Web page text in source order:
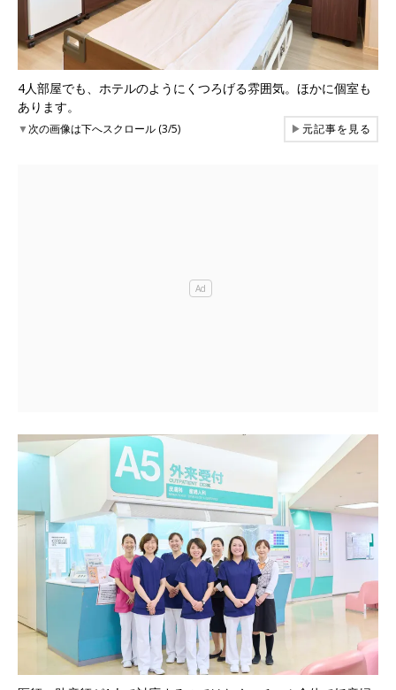
4人部屋でも、ホテルのようにくつろげる雰囲気。ほかに個室も
あります。
▼次の画像は下へスクロール (3/5) ▶元記事を見る